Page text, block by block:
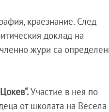
краезнание. След
доклад на
жури са
Участие в нея по
от школата на Весела